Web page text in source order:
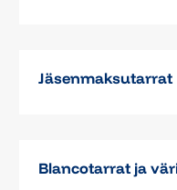
Jäsenmaksutarrat
Blancotarrat ja